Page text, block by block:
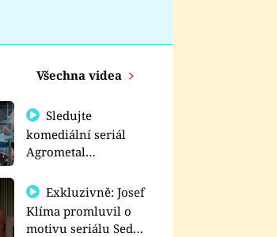
Všechna videa
Sledujte
komediální seriál
Agrometal
prima+
Exkluzivně: Josef
Klíma promluvil o
motivu seriálu Sedm